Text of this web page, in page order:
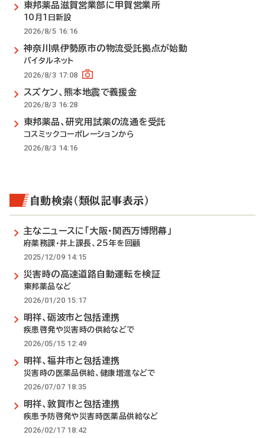
東邦薬品滋賀営業部に甲賀営業所
10月1日新設
2026/8/5 16:16
神奈川県伊勢原市の物流受託拠点が始動
バイタルネット
2026/8/3 17:08
スズケン、熊本地震で義援金
2026/8/3 16:28
東邦薬品、研究用試薬の流通を受託
コスミックコーポレーションから
2026/8/3 14:16
自動検索（類似記事表示）
主なニュースに「大阪・関西万博閉幕」
府薬務課・井上課長、25年を回顧
2025/12/09 14:15
災害時の高速道路自動運転を検証
東邦薬品など
2026/01/20 15:17
明祥、砺波市と包括連携
疾患啓発や災害時の供給などで
2026/05/15 12:49
明祥、福井市と包括連携
災害時の医薬品供給、健康増進などで
2026/07/07 18:35
明祥、敦賀市と包括連携
疾患予防啓発や災害時医薬品供給など
2026/02/17 18:42